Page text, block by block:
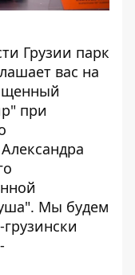
Грузии парк
вас на
при
Мы будем